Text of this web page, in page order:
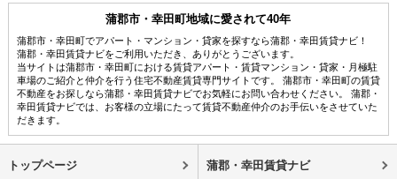
蒲郡市・幸田町地域に愛されて40年
蒲郡市・幸田町でアパート・マンション・貸家を探すなら蒲郡・幸田賃貸ナビ！
蒲郡・幸田賃貸ナビをご利用いただき、ありがとうございます。
当サイトは蒲郡市・幸田町における賃貸アパート・賃貸マンション・貸家・月極駐
車場のご紹介と仲介を行う住宅不動産賃貸専門サイトです。 蒲郡市・幸田町の賃貸
不動産をお探しなら蒲郡・幸田賃貸ナビでお気軽にお問い合わせください。 蒲郡・
幸田賃貸ナビでは、お客様の立場にたって賃貸不動産仲介のお手伝いをさせていた
だきます。
トップページ 蒲郡・幸田賃貸ナビ